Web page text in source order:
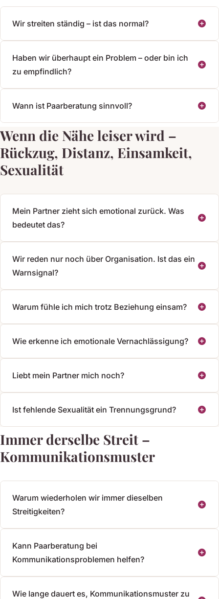
Wir streiten ständig – ist das normal?
Haben wir überhaupt ein Problem – oder bin ich
zu empfindlich?
Wann ist Paarberatung sinnvoll?
Wenn die Nähe leiser wird –
Rückzug, Distanz, Einsamkeit,
Sexualität
Mein Partner zieht sich emotional zurück. Was
bedeutet das?
Wir reden nur noch über Organisation. Ist das ein
Warnsignal?
Warum fühle ich mich trotz Beziehung einsam?
Wie erkenne ich emotionale Vernachlässigung?
Liebt mein Partner mich noch?
Ist fehlende Sexualität ein Trennungsgrund?
Immer derselbe Streit –
Kommunikationsmuster
Warum wiederholen wir immer dieselben
Streitigkeiten?
Kann Paarberatung bei
Kommunikationsproblemen helfen?
Wie lange dauert es, Kommunikationsmuster zu